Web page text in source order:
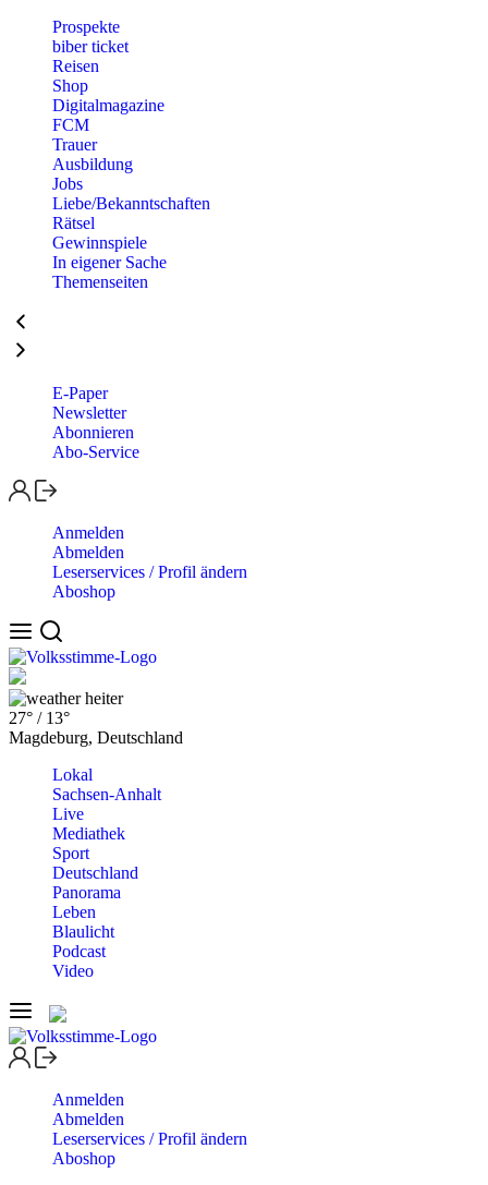
Prospekte
biber ticket
Reisen
Shop
Digitalmagazine
FCM
Trauer
Ausbildung
Jobs
Liebe/Bekanntschaften
Rätsel
Gewinnspiele
In eigener Sache
Themenseiten
E-Paper
Newsletter
Abonnieren
Abo-Service
Anmelden
Abmelden
Leserservices / Profil ändern
Aboshop
heiter
27° / 13°
Magdeburg, Deutschland
Lokal
Sachsen-Anhalt
Live
Mediathek
Sport
Deutschland
Panorama
Leben
Blaulicht
Podcast
Video
Anmelden
Abmelden
Leserservices / Profil ändern
Aboshop